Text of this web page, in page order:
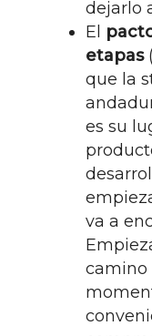
dejarlo
El
etapas
que la
es su
va a
camino